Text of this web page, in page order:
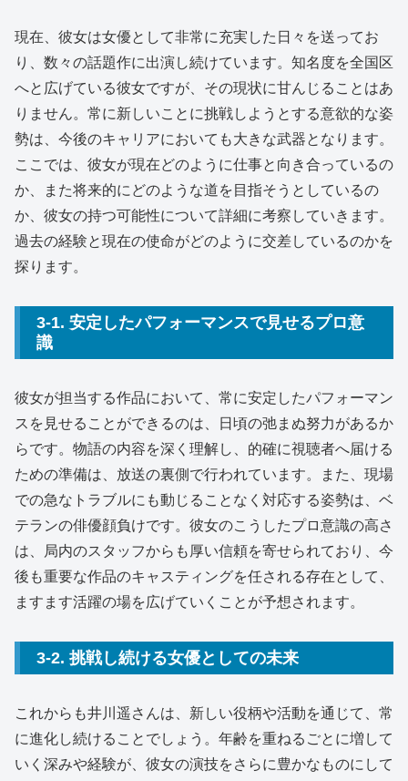
現在、彼女は女優として非常に充実した日々を送ってお
り、数々の話題作に出演し続けています。知名度を全国区
へと広げている彼女ですが、その現状に甘んじることはあ
りません。常に新しいことに挑戦しようとする意欲的な姿
勢は、今後のキャリアにおいても大きな武器となります。
ここでは、彼女が現在どのように仕事と向き合っているの
か、また将来的にどのような道を目指そうとしているの
か、彼女の持つ可能性について詳細に考察していきます。
過去の経験と現在の使命がどのように交差しているのかを
探ります。
3-1. 安定したパフォーマンスで見せるプロ意
識
彼女が担当する作品において、常に安定したパフォーマン
スを見せることができるのは、日頃の弛まぬ努力があるか
らです。物語の内容を深く理解し、的確に視聴者へ届ける
ための準備は、放送の裏側で行われています。また、現場
での急なトラブルにも動じることなく対応する姿勢は、ベ
テランの俳優顔負けです。彼女のこうしたプロ意識の高さ
は、局内のスタッフからも厚い信頼を寄せられており、今
後も重要な作品のキャスティングを任される存在として、
ますます活躍の場を広げていくことが予想されます。
3-2. 挑戦し続ける女優としての未来
これからも井川遥さんは、新しい役柄や活動を通じて、常
に進化し続けることでしょう。年齢を重ねるごとに増して
いく深みや経験が、彼女の演技をさらに豊かなものにして